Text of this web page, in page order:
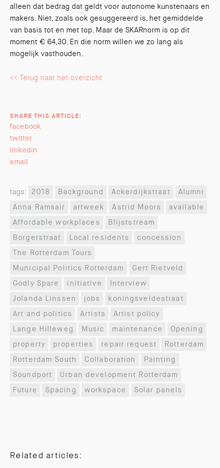
alleen dat bedrag dat geldt voor autonome kunstenaars en
makers. Niet, zoals ook gesuggereerd is, het gemiddelde
van basis tot en met top. Maar de SKARnorm is op dit
moment € 64,30. En die norm willen we zo lang als
mogelijk vasthouden.
<< Terug naar het overzicht
SHARE THIS ARTICLE:
facebook
twitter
linkedin
email
tags: 2018 Background Ackerdijkstraat
Alumni
Anna Ramsair
artweek Astrid Moors
available
Affordable workplaces
Blijststream
Borgerstraat
Local residents
concession
The Rotterdam Tours
Municipal Politics Rotterdam
Gert Rietveld
Godly Spare
initiative
Interview
Jolanda Linssen
jobs
koningsveldestraat
Art and politics
Artists
Artist policy
Lange Hilleweg
Music maintenance
Opening
property
properties repair request
Rotterdam
Rotterdam South
Collaboration
Painting
Soundport
Urban development Rotterdam
Future
Spacing workspace Solar panels
Related articles: